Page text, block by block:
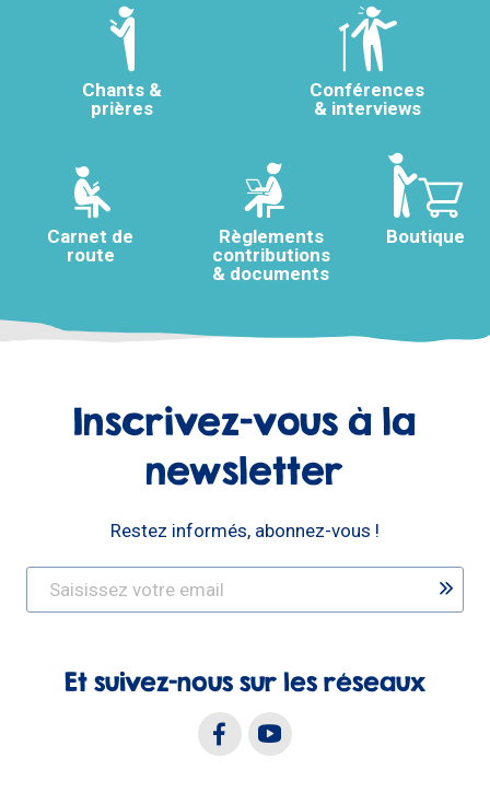
Chants &
prières
Conférences
& interviews
Carnet de
route
Règlements
contributions
& documents
Boutique
Inscrivez-vous à la
newsletter
Restez informés, abonnez-vous !
Et suivez-nous sur les réseaux